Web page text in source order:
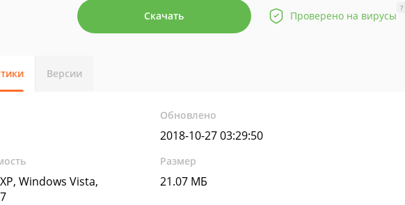
Скачать Проверено на вирусы
?
Версии
Обновлено
2018-10-27 03:29:50
Windows Vista,
Размер
21.07 МБ